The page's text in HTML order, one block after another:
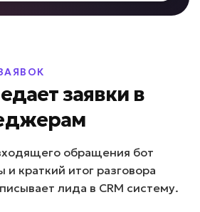
франшиз и
на управляющую
в 100% филиалов
запуска новых точек
от 10 дней
заявки в
обращения бот
и краткий итог разговора
лида в CRM систему.